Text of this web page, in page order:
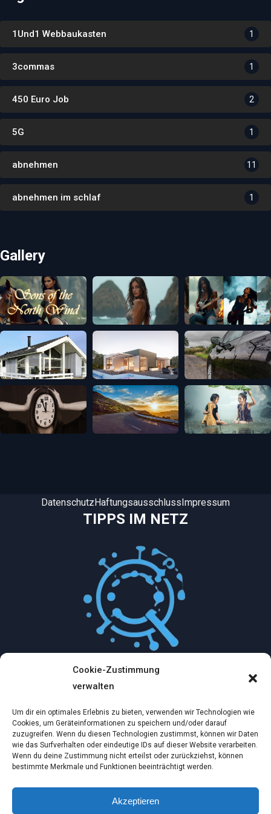
Cookie-Zustimmung
verwalten
Um dir ein optimales Erlebnis zu bieten, verwenden wir Technologien wie
Cookies, um Geräteinformationen zu speichern und/oder darauf
zuzugreifen. Wenn du diesen Technologien zustimmst, können wir Daten
wie das Surfverhalten oder eindeutige IDs auf dieser Website verarbeiten.
Wenn du deine Zustimmung nicht erteilst oder zurückziehst, können
bestimmte Merkmale und Funktionen beeinträchtigt werden.
Akzeptieren
1Und1 Webbaukasten 1
3commas 1
450 Euro Job 2
5G 1
abnehmen 11
abnehmen im schlaf 1
Gallery
TIPPS IM NETZ
DatenschutzHaftungsausschlussImpressum
Mythologische Abenteuer in der Welt der
Dez. 2, 2024
Ein virtueller Traum am wilden Strand